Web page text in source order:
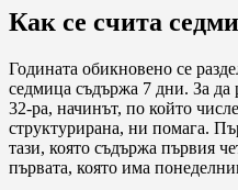
Как се счита
Годината обикновено се
седмица съдържа 7 дни. За да
32-ра, начинът, по който
структурирана, ни помага.
тази, която съдържа първия
първата, която има